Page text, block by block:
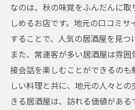
なのは、秋の味覚をふんだんに
しめるお店です。地元の口コミ
することで、人気の居酒屋を見つ
また、常連客が多い居酒屋は雰
接会話を楽しむことができるのも
しい料理と共に、地元の人々と
きる居酒屋は、訪れる価値がある